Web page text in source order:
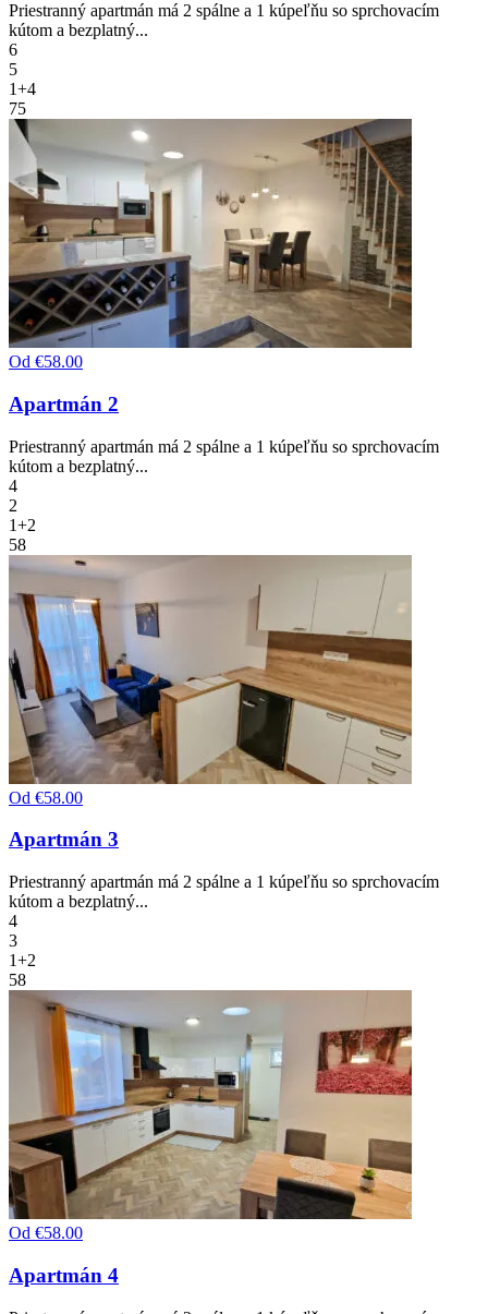
Priestranný apartmán má 2 spálne a 1 kúpeľňu so sprchovacím
kútom a bezplatný...
6
5
1+4
75
Od €58.00
Apartmán 2
Priestranný apartmán má 2 spálne a 1 kúpeľňu so sprchovacím
kútom a bezplatný...
4
2
1+2
58
Od €58.00
Apartmán 3
Priestranný apartmán má 2 spálne a 1 kúpeľňu so sprchovacím
kútom a bezplatný...
4
3
1+2
58
Od €58.00
Apartmán 4